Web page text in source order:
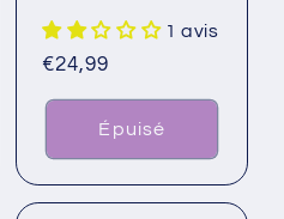
1 avis
Prix
habituel
€24,99
Épuisé